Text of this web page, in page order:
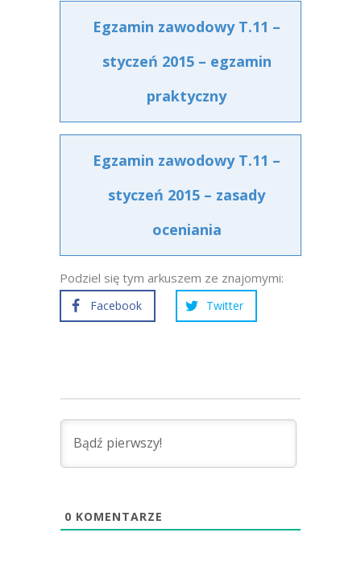
Egzamin zawodowy T.11 –
styczeń 2015 – egzamin
praktyczny
Egzamin zawodowy T.11 –
styczeń 2015 – zasady
oceniania
Podziel się tym arkuszem ze znajomymi:
Facebook Twitter
0 KOMENTARZE